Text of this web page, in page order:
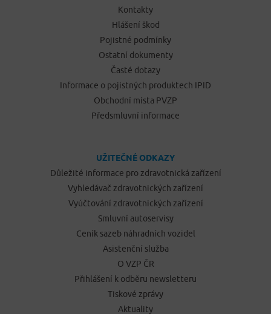
Kontakty
Hlášení škod
Pojistné podmínky
Ostatní dokumenty
Časté dotazy
Informace o pojistných produktech IPID
Obchodní místa PVZP
Předsmluvní informace
UŽITEČNÉ ODKAZY
Důležité informace pro zdravotnická zařízení
Vyhledávač zdravotnických zařízení
Vyúčtování zdravotnických zařízení
Smluvní autoservisy
Ceník sazeb náhradních vozidel
Asistenční služba
O VZP ČR
Přihlášení k odběru newsletteru
Tiskové zprávy
Aktuality